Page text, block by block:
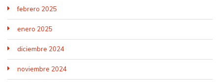
febrero 2025
enero 2025
diciembre 2024
noviembre 2024